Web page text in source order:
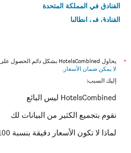
الفنادق في المملكة المتحدة
الفنادق في إيطاليا
*
يحاول HotelsCombined بشكل دائم الحصول على الأسعار الدقيقة، ولكن
لا يمكن ضمان الأسعار .
إليك السبب:
HotelsCombined ليس البائع
نقوم بتجميع الكثير من البيانات لك
لماذا لا تكون الأسعار دقيقة بنسبة 100٪؟